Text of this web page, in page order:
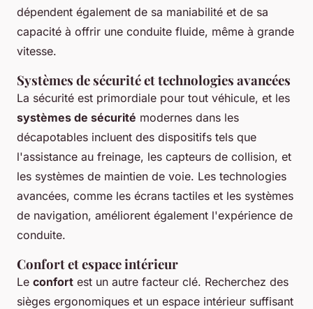
dépendent également de sa maniabilité et de sa
capacité à offrir une conduite fluide, même à grande
vitesse.
Systèmes de sécurité et technologies avancées
La sécurité est primordiale pour tout véhicule, et les
systèmes de sécurité modernes dans les
décapotables incluent des dispositifs tels que
l'assistance au freinage, les capteurs de collision, et
les systèmes de maintien de voie. Les technologies
avancées, comme les écrans tactiles et les systèmes
de navigation, améliorent également l'expérience de
conduite.
Confort et espace intérieur
Le confort est un autre facteur clé. Recherchez des
sièges ergonomiques et un espace intérieur suffisant